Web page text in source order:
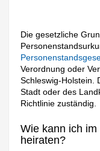
Die gesetzliche
Verordnung oder
Schleswig-Holstein.
Stadt oder des
Richtlinie zuständig.
Wie kann ich
heiraten?